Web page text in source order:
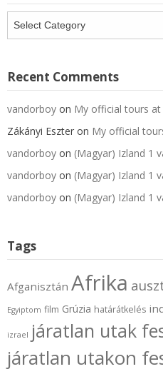
Categories
Recent Comments
vandorboy on My official tours at
Zákányi Eszter on My official
vandorboy on (Magyar) Izland 1
vandorboy on (Magyar) Izland 1
vandorboy on (Magyar) Izland 1
Tags
Afganisztán Afrika
Egyiptom film Grúzia határátkelés
izrael járatlan utak
járatlan utakon